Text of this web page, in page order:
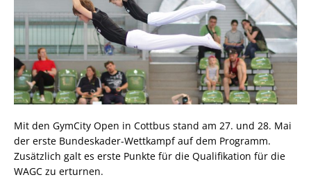
Mit den GymCity Open in Cottbus stand am 27. und 28. Mai
der erste Bundeskader-Wettkampf auf dem Programm.
Zusätzlich galt es erste Punkte für die Qualifikation für die
WAGC zu erturnen.